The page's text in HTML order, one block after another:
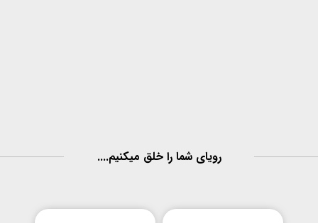
رویای شما را خلق میکنیم....